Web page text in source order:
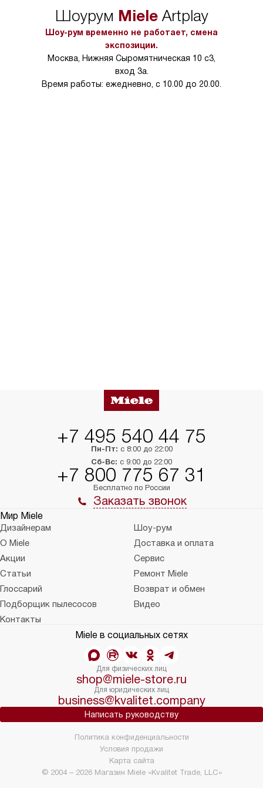
в условиях
тарифы на услуги
Шоурум MieleArtplay
Шоу-рум временно не работает, смена
экспозиции.
Москва, Нижняя Сыромятническая 10 с3,
вход 3а.
Время работы: ежедневно, с 10.00 до 20.00.
+7 495 540 44 75
Пн-Пт: с 8:00 до 22:00
Сб-Вс: с 9:00 до 22:00
+7 800 775 67 31
Бесплатно по России
Заказать звонок
Мир Miele
Дизайнерам
Шоу-рум
О Miele
Доставка и оплата
Акции
Сервис
Статьи
Ремонт Miele
Глоссарий
Возврат и обмен
Подборщик пылесосов
Видео
Контакты
Miele в социальных сетях
Для физических лиц
shop@miele-store.ru
Для юридических лиц
business@kvalitet.company
Написать руководству
© 2004 – 2026 Магазин Miele «Kvalitet Trade, LLC»
Политика конфиденциальности
Условия продажи
Карта сайта